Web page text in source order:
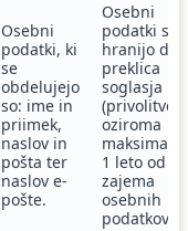
Osebni
podatki, ki
se
obdelujejo
so: ime in
priimek,
naslov in
pošta ter
naslov e-
pošte.
Osebni
podatki se
hranijo do
preklica
soglasja
(privolitve)
oziroma
1 leto od
zajema
osebnih
podatkov.